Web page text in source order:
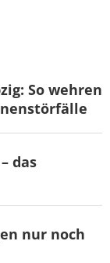
So wehren
das
nur noch